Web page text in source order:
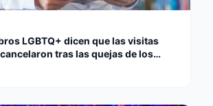
LGBTQ+ dicen que las visitas
tras las quejas de los